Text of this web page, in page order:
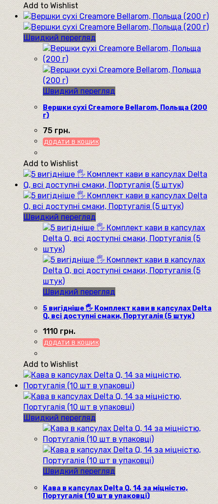
Add to Wishlist
Швидкий перегляд
Швидкий перегляд
Вершки сухі Creamore Bellarom, Польща (200
г)
75 грн.
ДОДАТИ В КОШИК
Add to Wishlist
Швидкий перегляд
Швидкий перегляд
5 вигідніше 🖐 Комплект кави в капсулах Delta
Q, всі доступні смаки, Португалія (5 штук)
1110 грн.
ДОДАТИ В КОШИК
Add to Wishlist
Швидкий перегляд
Швидкий перегляд
Кава в капсулах Delta Q, 14 за міцністю,
Португалія (10 шт в упаковці)